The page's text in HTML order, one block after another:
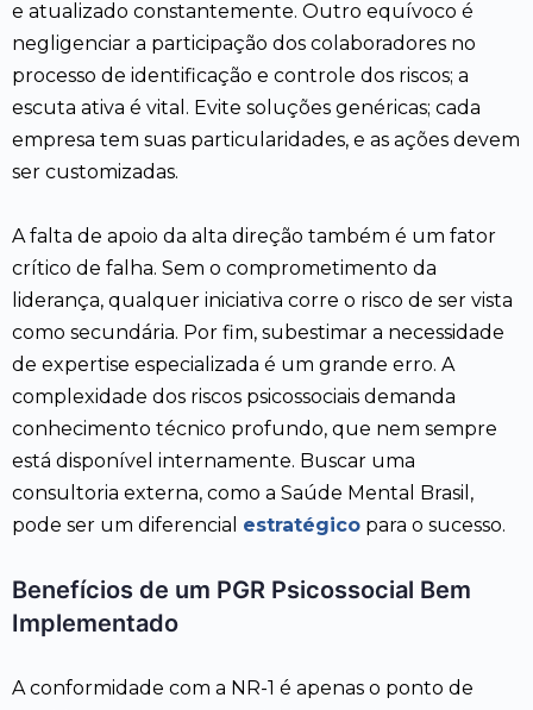
e atualizado constantemente. Outro equívoco é
negligenciar a participação dos colaboradores no
processo de identificação e controle dos riscos; a
escuta ativa é vital. Evite soluções genéricas; cada
empresa tem suas particularidades, e as ações devem
ser customizadas.
A falta de apoio da alta direção também é um fator
crítico de falha. Sem o comprometimento da
liderança, qualquer iniciativa corre o risco de ser vista
como secundária. Por fim, subestimar a necessidade
de expertise especializada é um grande erro. A
complexidade dos riscos psicossociais demanda
conhecimento técnico profundo, que nem sempre
está disponível internamente. Buscar uma
consultoria externa, como a Saúde Mental Brasil,
pode ser um diferencial estratégico para o sucesso.
Benefícios de um PGR Psicossocial Bem
Implementado
A conformidade com a NR-1 é apenas o ponto de